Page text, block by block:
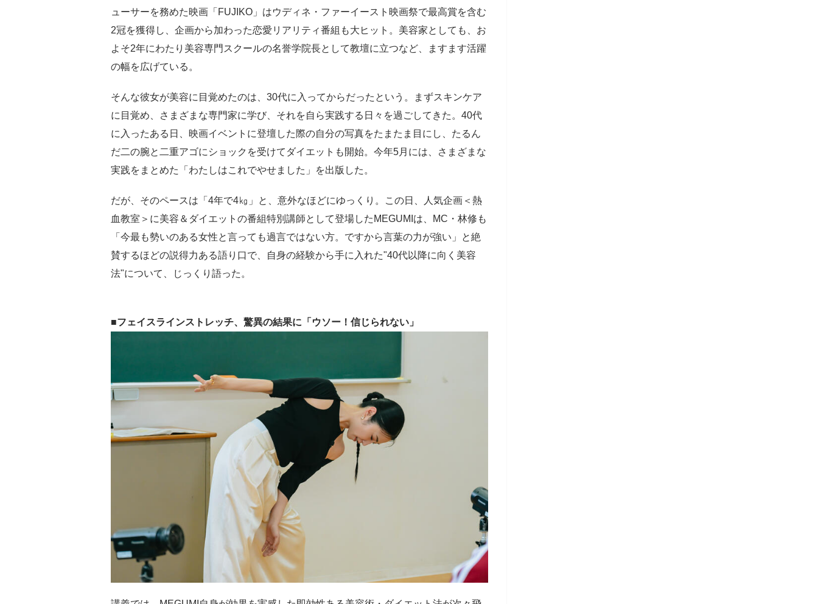
ューサーを務めた映画「FUJIKO」はウディネ・ファーイースト映画祭で最高賞を含む
2冠を獲得し、企画から加わった恋愛リアリティ番組も大ヒット。美容家としても、お
よそ2年にわたり美容専門スクールの名誉学院長として教壇に立つなど、ますます活躍
の幅を広げている。
そんな彼女が美容に目覚めたのは、30代に入ってからだったという。まずスキンケア
に目覚め、さまざまな専門家に学び、それを自ら実践する日々を過ごしてきた。40代
に入ったある日、映画イベントに登壇した際の自分の写真をたまたま目にし、たるん
だ二の腕と二重アゴにショックを受けてダイエットも開始。今年5月には、さまざまな
実践をまとめた「わたしはこれでやせました」を出版した。
だが、そのペースは「4年で4㎏」と、意外なほどにゆっくり。この日、人気企画＜熱
血教室＞に美容＆ダイエットの番組特別講師として登場したMEGUMIは、MC・林修も
「今最も勢いのある女性と言っても過言ではない方。ですから言葉の力が強い」と絶
賛するほどの説得力ある語り口で、自身の経験から手に入れた"40代以降に向く美容
法"について、じっくり語った。
■フェイスラインストレッチ、驚異の結果に「ウソー！信じられない」